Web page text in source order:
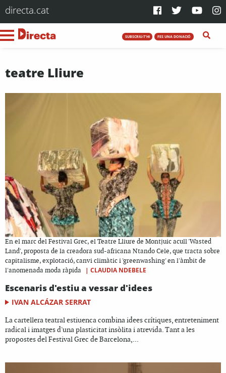
directa.cat
SUBSCRIU-T'HI FES UNA DONACIÓ
teatre Lliure
En el marc del Festival Grec, el Teatre Lliure de Montjuic acull 'Wasted
Land', proposta de la creadora sud-africana Ntando Cele, que tracta sobre
capitalisme, explotació, canvi climàtic i 'greenwashing' en l'àmbit de
l'anomenada moda ràpida
| CLAUDIA NDEBELE
Escenaris d'estiu a vessar d'idees
IVAN ALCÁZAR SERRAT
La cartellera teatral estiuenca combina idees crítiques, entreteniment
radical i imatges d'una plasticitat insòlita i atrevida. Tant a les
propostes del Festival Grec de Barcelona,...